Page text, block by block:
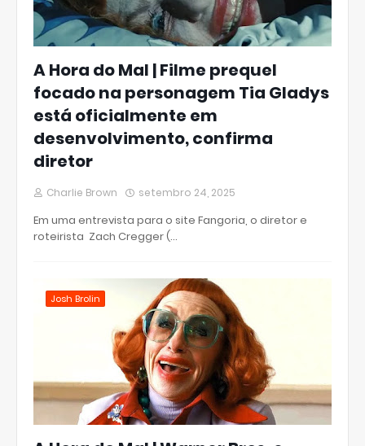
A Hora do Mal | Filme prequel
focado na personagem Tia Gladys
está oficialmente em
desenvolvimento, confirma
diretor
Charlie Brown setembro 24, 2025
Em uma entrevista para o site Fangoria, o diretor e
roteirista Zach Cregger (…
Josh Brolin